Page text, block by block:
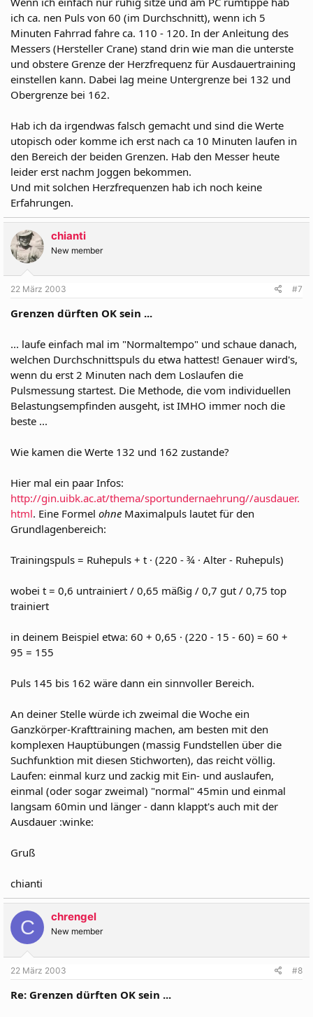
ich ca. nen Puls von 60 (im Durchschnitt), wenn ich 5
Minuten Fahrrad fahre ca. 110 - 120. In der Anleitung des
Messers (Hersteller Crane) stand drin wie man die unterste
und obstere Grenze der Herzfrequenz für Ausdauertraining
einstellen kann. Dabei lag meine Untergrenze bei 132 und
Obergrenze bei 162.
Hab ich da irgendwas falsch gemacht und sind die Werte
utopisch oder komme ich erst nach ca 10 Minuten laufen in
den Bereich der beiden Grenzen. Hab den Messer heute
leider erst nachm Joggen bekommen.
Und mit solchen Herzfrequenzen hab ich noch keine
Erfahrungen.
chianti
New member
22 März 2003 #7
Grenzen dürften OK sein ...
... laufe einfach mal im "Normaltempo" und schaue danach,
welchen Durchschnittspuls du etwa hattest! Genauer wird's,
wenn du erst 2 Minuten nach dem Loslaufen die
Pulsmessung startest. Die Methode, die vom individuellen
Belastungsempfinden ausgeht, ist IMHO immer noch die
beste ...
Wie kamen die Werte 132 und 162 zustande?
Hier mal ein paar Infos:
http://gin.uibk.ac.at/thema/sportundernaehrung//ausdauer.
html. Eine Formel ohne Maximalpuls lautet für den
Grundlagenbereich:
Trainingspuls = Ruhepuls + t · (220 - ¾ · Alter - Ruhepuls)
wobei t = 0,6 untrainiert / 0,65 mäßig / 0,7 gut / 0,75 top
trainiert
in deinem Beispiel etwa: 60 + 0,65 · (220 - 15 - 60) = 60 +
95 = 155
Puls 145 bis 162 wäre dann ein sinnvoller Bereich.
An deiner Stelle würde ich zweimal die Woche ein
Ganzkörper-Krafttraining machen, am besten mit den
komplexen Hauptübungen (massig Fundstellen über die
Suchfunktion mit diesen Stichworten), das reicht völlig.
Laufen: einmal kurz und zackig mit Ein- und auslaufen,
einmal (oder sogar zweimal) "normal" 45min und einmal
langsam 60min und länger - dann klappt's auch mit der
Ausdauer :winke:
Gruß
chianti
C chrengel
New member
22 März 2003 #8
Re: Grenzen dürften OK sein ...